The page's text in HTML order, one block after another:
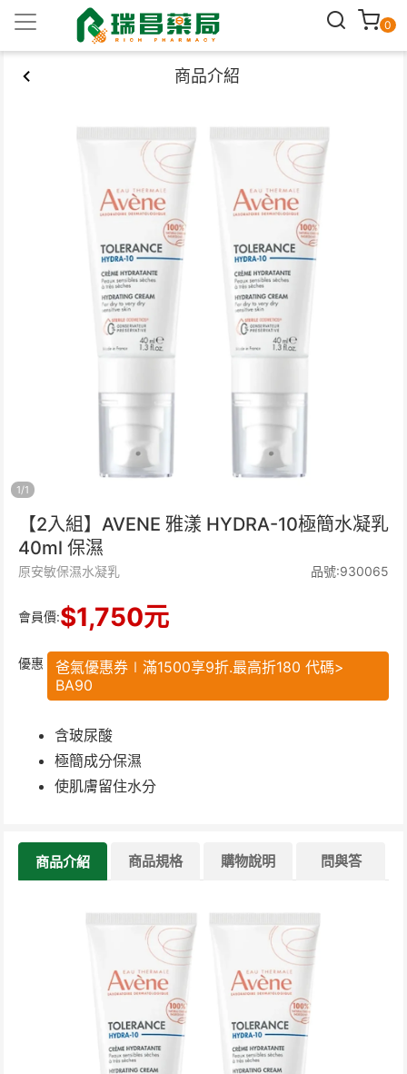
0
商品介紹
1/1
【2入組】AVENE 雅漾 HYDRA-10極簡水凝乳
40ml 保濕
原安敏保濕水凝乳 品號:930065
會員價:$1,750元
優惠
爸氣優惠券∣滿1500享9折.最高折180 代碼>
BA90
含玻尿酸
極簡成分保濕
使肌膚留住水分
商品介紹 商品規格 購物說明 問與答